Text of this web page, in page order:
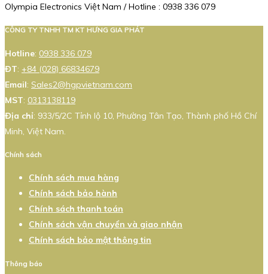
Olympia Electronics Việt Nam / Hotline : 0938 336 079
CÔNG TY TNHH TM KT HƯNG GIA PHÁT
Hotline: 0938 336 079
ĐT: +84 (028) 66834679
Email: Sales2@hgpvietnam.com
MST: 0313138119
Địa chỉ: 933/5/2C Tỉnh lộ 10, Phường Tân Tạo, Thành phố Hồ Chí
Minh, Việt Nam.
Chính sách
Chính sách mua hàng
Chính sách bảo hành
Chính sách thanh toán
Chính sách vận chuyển và giao nhận
Chính sách bảo mật thông tin
Thông báo